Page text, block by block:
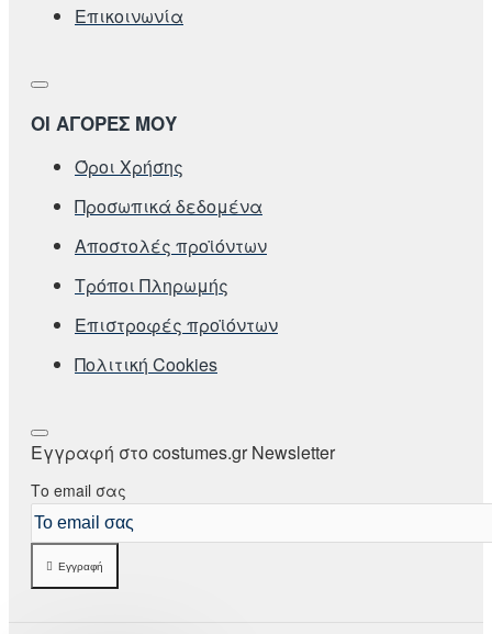
Επικοινωνία
ΟΙ ΑΓΟΡΕΣ ΜΟΥ
Όροι Χρήσης
Προσωπικά δεδομένα
Αποστολές προϊόντων
Τρόποι Πληρωμής
Επιστροφές προϊόντων
Πολιτική Cookies
Εγγραφή στο costumes.gr Newsletter
Το email σας
Εγγραφή